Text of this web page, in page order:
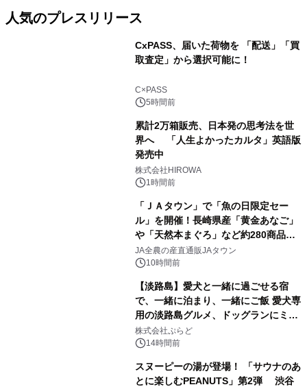
人気のプレスリリース
CxPASS、届いた荷物を 「配送」「買
取査定」から選択可能に！
C×PASS
5時間前
累計2万箱販売、日本発の思考法を世
界へ 「人生よかったカルタ」英語版
発売中
株式会社HIROWA
1時間前
「ＪＡタウン」で「魚の日限定セー
ル」を開催！長崎県産「黄金あなご」
や「天然本まぐろ」など約280商品を
販売！～毎月１０日の定例企画～
JA全農の産直通販JAタウン
10時間前
【淡路島】愛犬と一緒に過ごせる宿
で、一緒に泊まり、一緒にご飯 愛犬専
用の淡路島グルメ、ドッグランにミニ
プール グランピングとトレーラーハウ
スの2施設で
株式会社ぷらど
14時間前
スヌーピーの湯が登場！ 「サウナのあ
とに楽しむPEANUTS」第2弾 渋谷